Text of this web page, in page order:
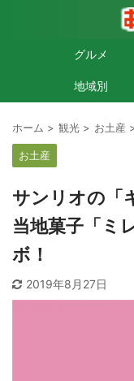
グルメ
地域別
ホーム > 観光 > お土産
お土産
サンリオの「
当地菓子「ミ
ボ！
2019年8月27日